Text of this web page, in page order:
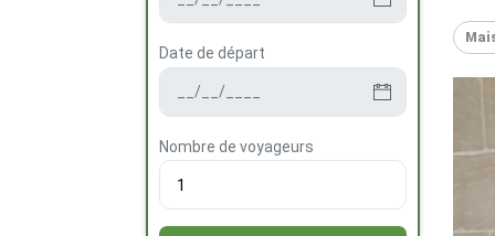
Date de départ
Nombre de voyageurs